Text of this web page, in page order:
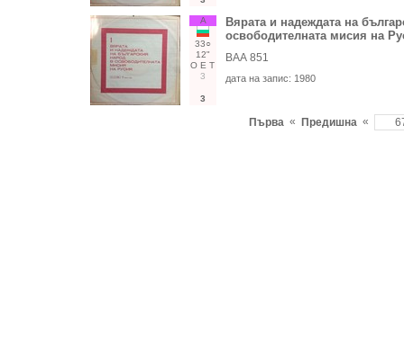
А
33○
12"
О Е Т
3
3
Вярата и надеждата на
освободителната мисия на
ВАА 851
дата на запис: 1980
Първа « Предишна «